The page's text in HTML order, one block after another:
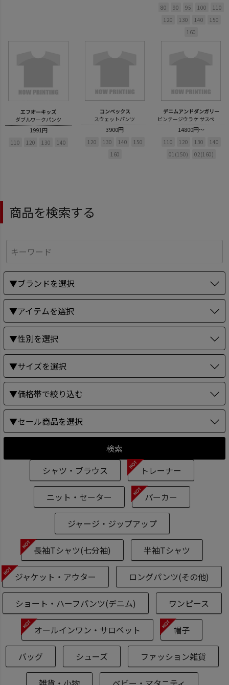
80 90 95 100
110
120
130 140
150
160
エフオーキッズ
ダブルワークパンツ
1991円
110 120 130 140
コンベックス
スウェットパンツ
3900円
120 130 140
150
160
デニムアンドダンガリー
ビンテージウラケ サスペンダー PN
14800円～
110 120 130
140
01(150)
02(160)
商品を検索する
▼ブランドを選択
▼アイテムを選択
▼性別を選択
▼サイズを選択
▼価格帯で絞り込む
▼セール商品を選択
検索
シャツ・ブラウス
トレーナー
ニット・セーター パーカー
ジャージ・ジップアップ
長袖Tシャツ(七分袖) 半袖Tシャツ
ジャケット・アウター ロングパンツ(その他)
ショート・ハーフパンツ(デニム) ワンピース
オールインワン・サロペット 帽子
バッグ シューズ ファッション雑貨